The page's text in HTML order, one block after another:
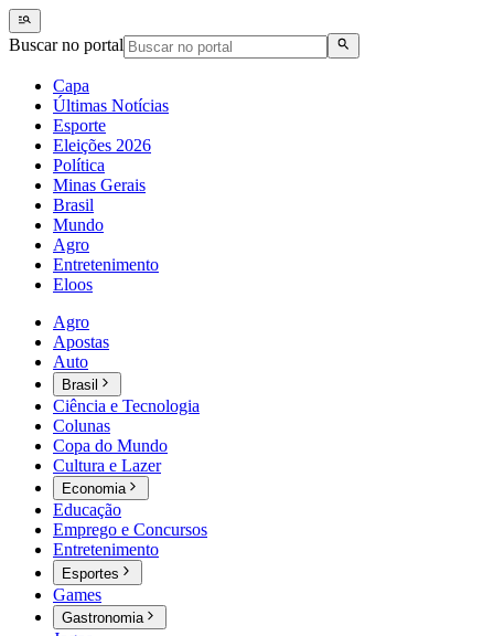
Buscar no portal
Capa
Últimas Notícias
Esporte
Eleições 2026
Política
Minas Gerais
Brasil
Mundo
Agro
Entretenimento
Eloos
Agro
Apostas
Auto
Brasil
Ciência e Tecnologia
Colunas
Copa do Mundo
Cultura e Lazer
Economia
Educação
Emprego e Concursos
Entretenimento
Esportes
Games
Gastronomia